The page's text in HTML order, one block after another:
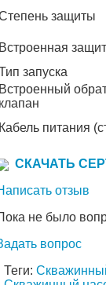
защиты
запуска
питания
СКАЧАТЬ
отзыв
не было
вопрос
Теги: